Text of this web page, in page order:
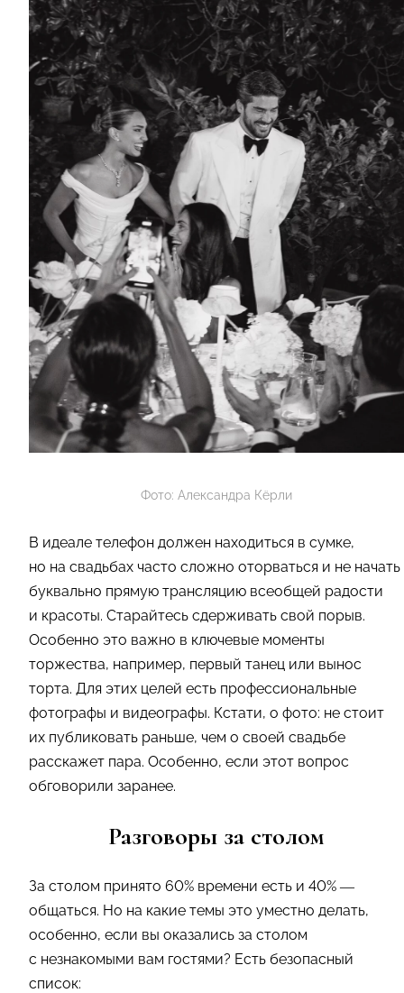
Фото: Александра Кёрли
В идеале телефон должен находиться в сумке,
но на свадьбах часто сложно оторваться и не начать
буквально прямую трансляцию всеобщей радости
и красоты. Старайтесь сдерживать свой порыв.
Особенно это важно в ключевые моменты
торжества, например, первый танец или вынос
торта. Для этих целей есть профессиональные
фотографы и видеографы. Кстати, о фото: не стоит
их публиковать раньше, чем о своей свадьбе
расскажет пара. Особенно, если этот вопрос
обговорили заранее.
Разговоры за столом
За столом принято 60% времени есть и 40% —
общаться. Но на какие темы это уместно делать,
особенно, если вы оказались за столом
с незнакомыми вам гостями? Есть безопасный
список: